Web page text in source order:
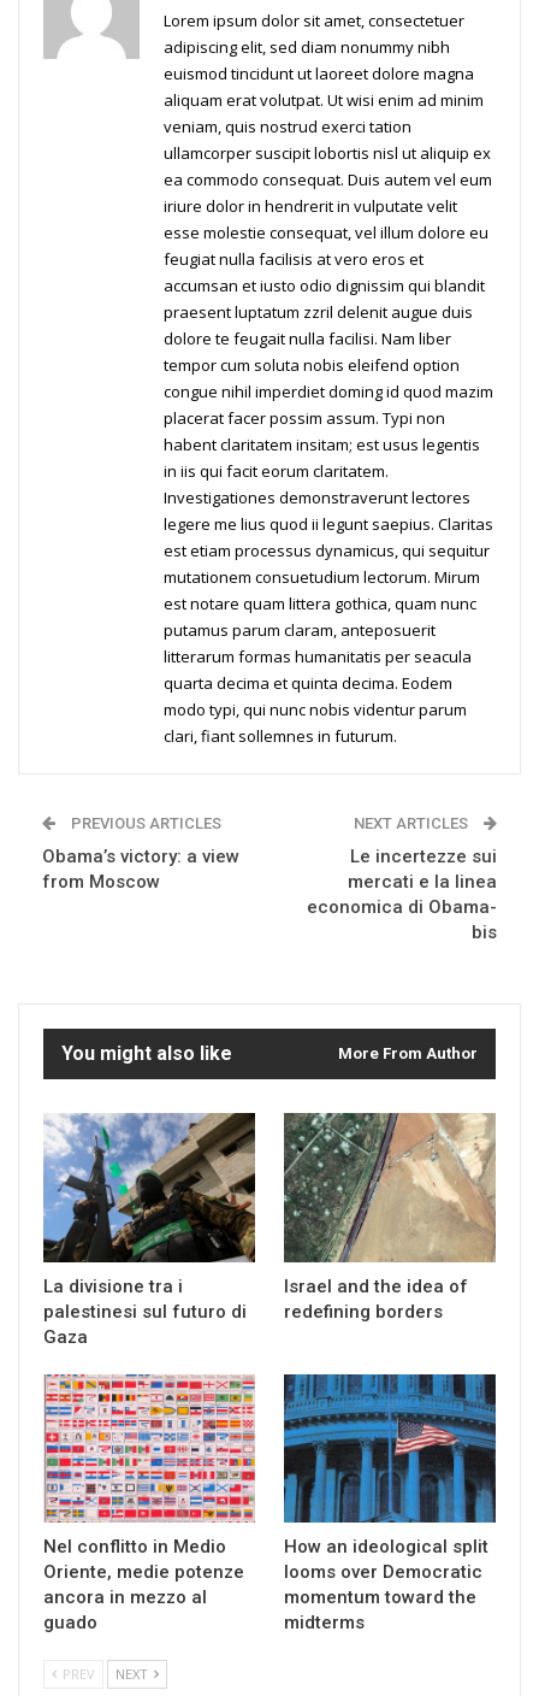
Lorem ipsum dolor sit amet, consectetuer
adipiscing elit, sed diam nonummy nibh
euismod tincidunt ut laoreet dolore magna
aliquam erat volutpat. Ut wisi enim ad minim
veniam, quis nostrud exerci tation
ullamcorper suscipit lobortis nisl ut aliquip ex
ea commodo consequat. Duis autem vel eum
iriure dolor in hendrerit in vulputate velit
esse molestie consequat, vel illum dolore eu
feugiat nulla facilisis at vero eros et
accumsan et iusto odio dignissim qui blandit
praesent luptatum zzril delenit augue duis
dolore te feugait nulla facilisi. Nam liber
tempor cum soluta nobis eleifend option
congue nihil imperdiet doming id quod mazim
placerat facer possim assum. Typi non
habent claritatem insitam; est usus legentis
in iis qui facit eorum claritatem.
Investigationes demonstraverunt lectores
legere me lius quod ii legunt saepius. Claritas
est etiam processus dynamicus, qui sequitur
mutationem consuetudium lectorum. Mirum
est notare quam littera gothica, quam nunc
putamus parum claram, anteposuerit
litterarum formas humanitatis per seacula
quarta decima et quinta decima. Eodem
modo typi, qui nunc nobis videntur parum
clari, fiant sollemnes in futurum.
PREVIOUS ARTICLES
Obama’s victory: a view
from Moscow
NEXT ARTICLES
Le incertezze sui
mercati e la linea
economica di Obama-
bis
You might also like More From Author
La divisione tra i
palestinesi sul futuro di
Gaza
Israel and the idea of
redefining borders
Nel conflitto in Medio
Oriente, medie potenze
ancora in mezzo al
guado
How an ideological split
looms over Democratic
momentum toward the
midterms
PREV NEXT